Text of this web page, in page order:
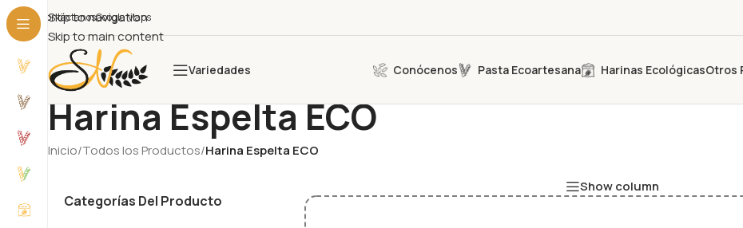
Skip to navigation
Skip to main content
ContáctanosGoogle Maps
Variedades Conócenos Pasta Ecoartesana Harinas EcológicasOtros
Harina Espelta ECO
Inicio/Todos los Productos/Harina Espelta ECO
Categorías Del Producto
Show column